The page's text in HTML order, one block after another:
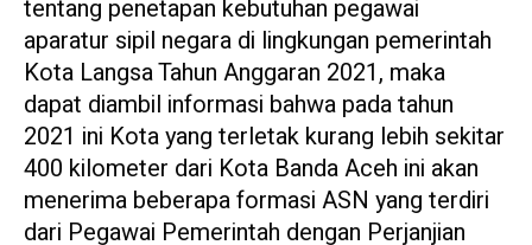
tentang penetapan kebutuhan pegawai
aparatur sipil negara di lingkungan pemerintah
Kota Langsa Tahun Anggaran 2021, maka
dapat diambil informasi bahwa pada tahun
2021 ini Kota yang terletak kurang lebih sekitar
400 kilometer dari Kota Banda Aceh ini akan
menerima beberapa formasi ASN yang terdiri
dari Pegawai Pemerintah dengan Perjanjian